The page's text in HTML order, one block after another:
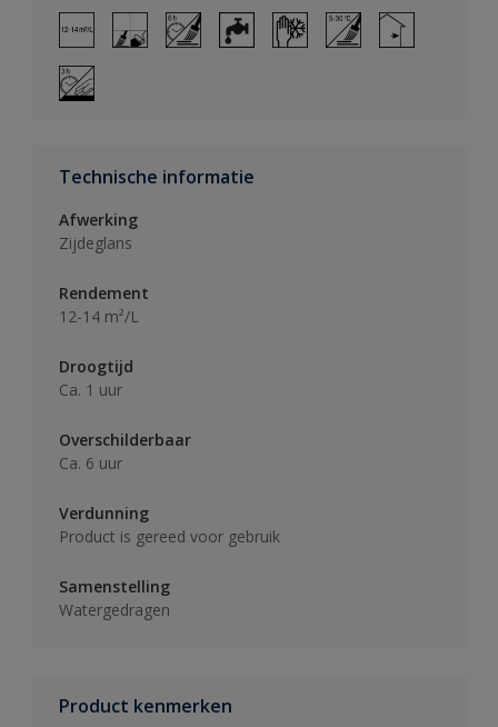
Technische informatie
Afwerking
Zijdeglans
Rendement
12-14 m²/L
Droogtijd
Ca. 1 uur
Overschilderbaar
Ca. 6 uur
Verdunning
Product is gereed voor gebruik
Samenstelling
Watergedragen
Product kenmerken